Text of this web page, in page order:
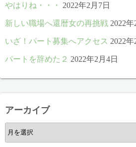
やはりね・・・ 2022年2月7日
新しい職場へ還暦女の再挑戦 2022年
いざ！パート募集へアクセス 2022年
パートを辞めた２ 2022年2月4日
アーカイブ
ア
ー